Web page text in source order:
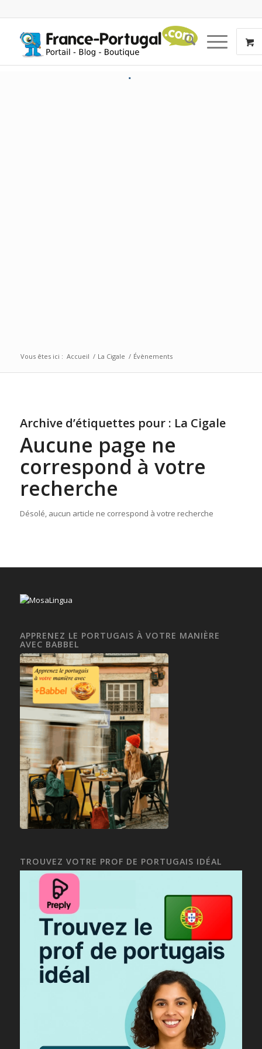
Vous êtes ici : Accueil / La Cigale / Évènements
Archive d’étiquettes pour : La Cigale
Aucune page ne
correspond à votre
recherche
Désolé, aucun article ne correspond à votre recherche
APPRENEZ LE PORTUGAIS À VOTRE MANIÈRE
AVEC BABBEL
TROUVEZ VOTRE PROF DE PORTUGAIS IDÉAL